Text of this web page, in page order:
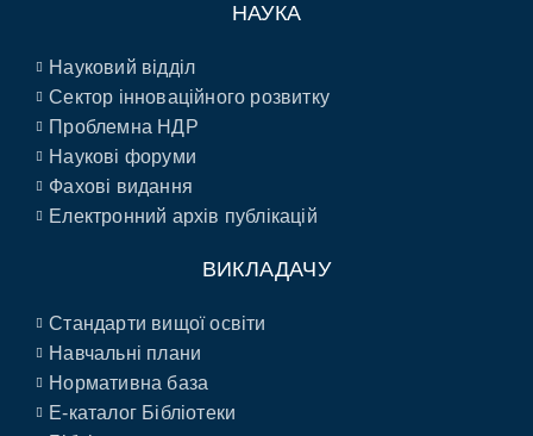
НАУКА
Науковий відділ
Сектор інноваційного розвитку
Проблемна НДР
Наукові форуми
Фахові видання
Електронний архів публікацій
ВИКЛАДАЧУ
Стандарти вищої освіти
Навчальні плани
Нормативна база
E-каталог Бібліотеки